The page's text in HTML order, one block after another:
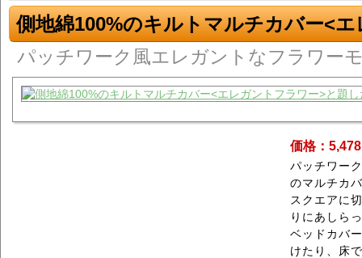
側地綿100%のキルトマルチカバー<
パッチワーク風エレガントなフラワー
価格：
パッチワー
のマルチカ
スクエアに
りにあしら
ベッドカバ
けたり、床